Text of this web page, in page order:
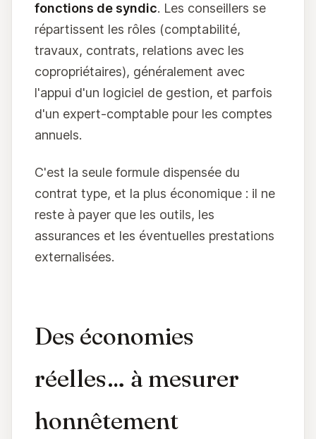
fonctions de syndic. Les conseillers se
répartissent les rôles (comptabilité,
travaux, contrats, relations avec les
copropriétaires), généralement avec
l'appui d'un logiciel de gestion, et parfois
d'un expert-comptable pour les comptes
annuels.
C'est la seule formule dispensée du
contrat type, et la plus économique : il ne
reste à payer que les outils, les
assurances et les éventuelles prestations
externalisées.
Des économies
réelles… à mesurer
honnêtement